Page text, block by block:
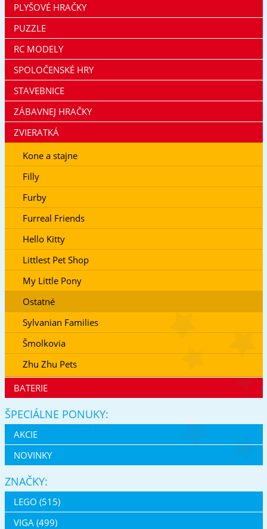
PLYŠOVÉ HRAČKY
PUZZLE
RC MODELY
SPOLOČENSKÉ HRY
STAVEBNICE
ZÁBAVNEJ HRAČKY
ZVIERATKÁ
Kone a stajne
Filly
Furby
Furreal Friends
Hello Kitty
Littlest Pet Shop
My Little Pony
Ostatné
Sylvanian Families
Šmolkovia
Zhu Zhu Pets
BATERIE
ŠPECIÁLNE PONUKY:
AKCIE
NOVINKY
ZNAČKY:
LEGO (515)
VIGA (499)